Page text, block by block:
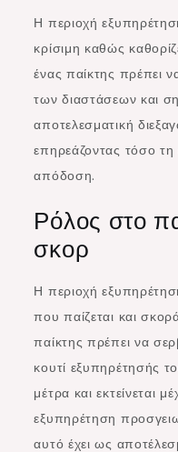
Η περιοχή
κρίσιμη καθώς
ένας παίκτης πρέπει
των διαστάσεων και
αποτελεσματική
επηρεάζοντας τόσο
απόδοση.
Ρόλος στο
σκορ
Η περιοχή
που παίζεται και
παίκτης πρέπει να
κουτί εξυπηρέτησής
μέτρα και εκτείνεται
εξυπηρέτηση
αυτό έχει ως